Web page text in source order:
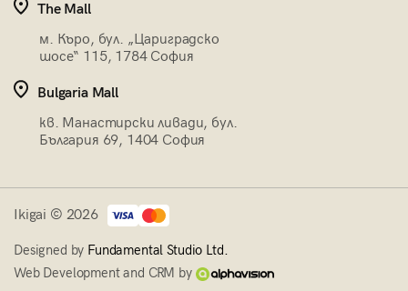
The Mall
м. Къро, бул. „Цариградско
шосе“ 115, 1784 София
Bulgaria Mall
кв. Манастирски ливади, бул.
България 69, 1404 София
Ikigai © 2026
Designed by Fundamental Studio Ltd.
Web Development and CRM by